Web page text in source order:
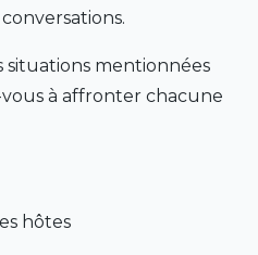
situations mentionnées
à affronter chacune
hôtes